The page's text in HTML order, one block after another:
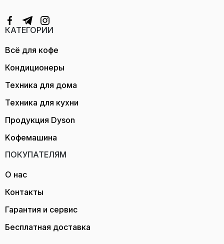
КАТЕГОРИИ
Всё для кофе
Кондиционеры
Техника для дома
Техника для кухни
Продукция Dyson
Kофемашина
ПОКУПАТЕЛЯМ
О нас
Контакты
Гарантия и сервис
Бесплатная доставка